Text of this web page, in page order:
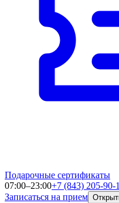
Подарочные сертификаты
07:00–23:00+7 (843) 205-90-
Записаться на прием